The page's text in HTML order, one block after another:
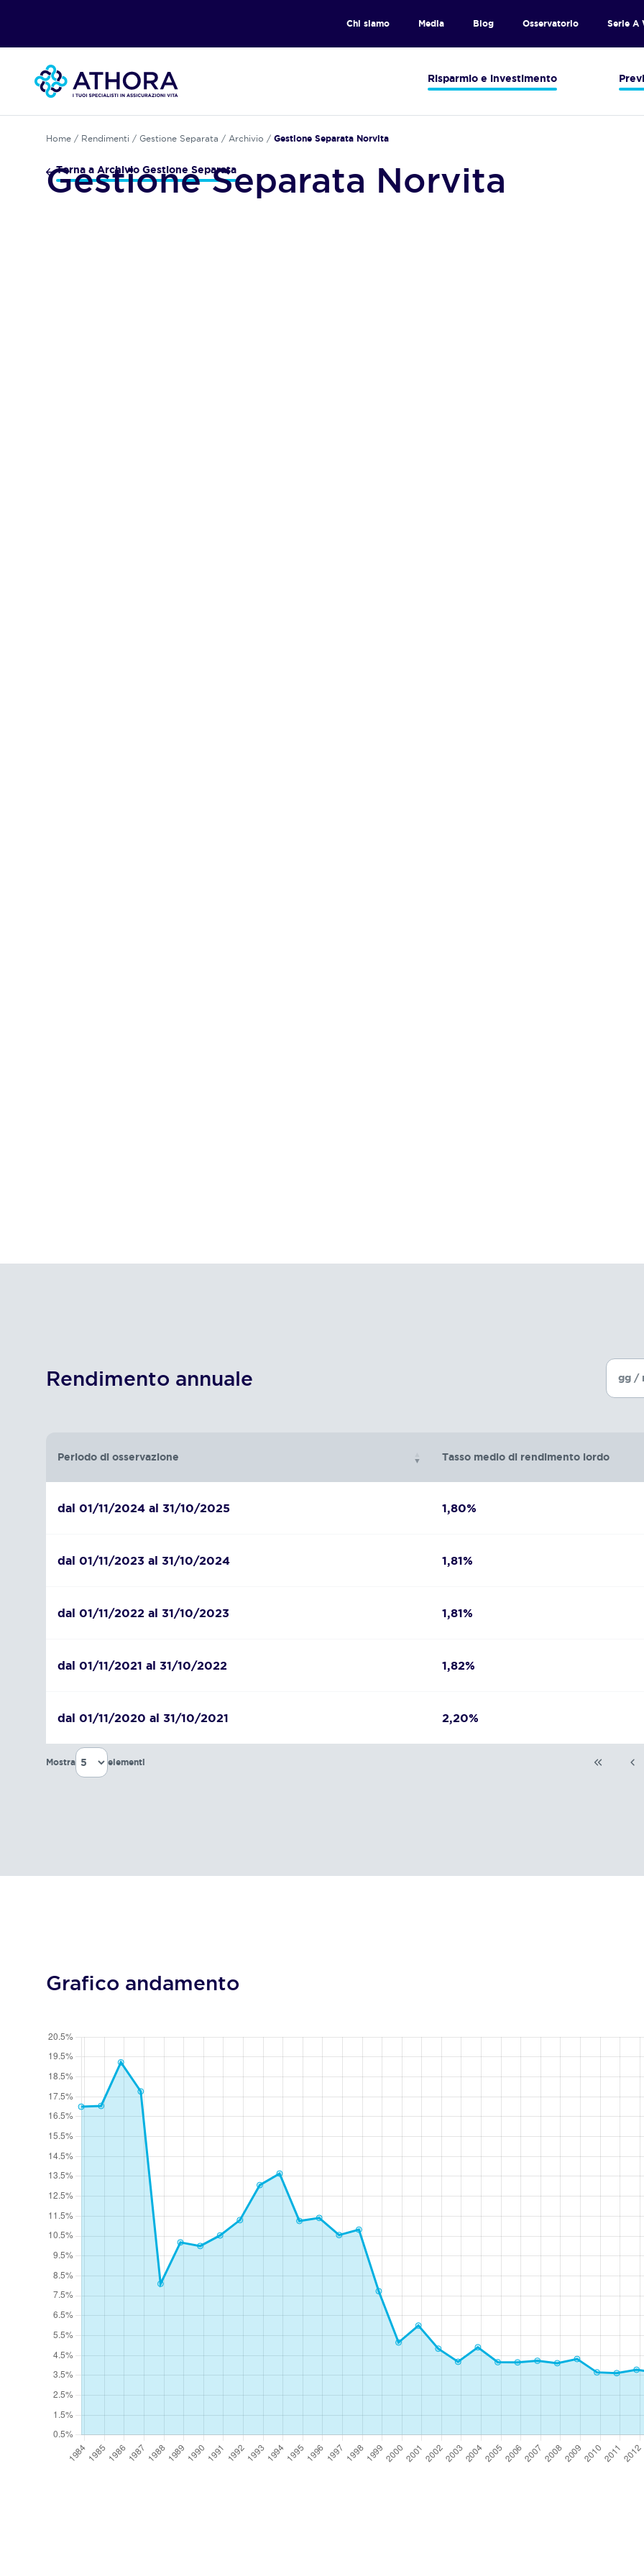
Chi siamo Media Blog Osservatorio Serie A
Risparmio e investimento
Home / Rendimenti / Gestione Separata / Archivio / Gestione Separata Norvita
Torna a Archivio Gestione Separata
Gestione Separata Norvita
Rendimento annuale
Periodo di osservazione Tasso medio di rendimento lordo
dal 01/11/2024 al 31/10/2025 1,80%
dal 01/11/2023 al 31/10/2024 1,81%
dal 01/11/2022 al 31/10/2023 1,81%
dal 01/11/2021 al 31/10/2022 1,82%
dal 01/11/2020 al 31/10/2021 2,20%
Mostra elementi
Grafico andamento